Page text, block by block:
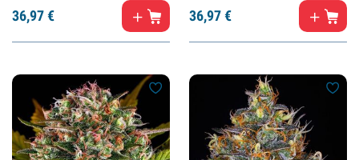
36,97€ 36,97€